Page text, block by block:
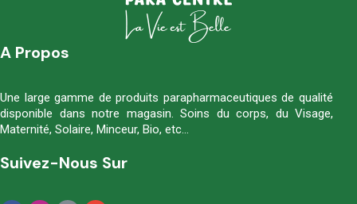
A Propos
Une large gamme de produits parapharmaceutiques de qualité
disponible dans notre magasin. Soins du corps, du Visage,
Maternité, Solaire, Minceur, Bio, etc…
Suivez-Nous Sur